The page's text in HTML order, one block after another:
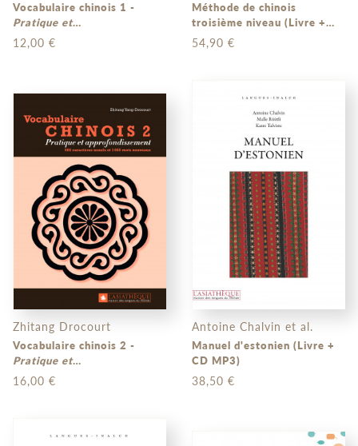
Vocabulaire chinois 1 -
Pratique et
approfondissement
12,00 €
Méthode de chinois
troisième niveau (Livre +
audio)
54,90 €
Zhitang Drocourt
Vocabulaire chinois 2 -
Pratique et
approfondissement
16,00 €
Antoine Chalvin et al.
Manuel d'estonien (Livre +
CD MP3)
38,50 €